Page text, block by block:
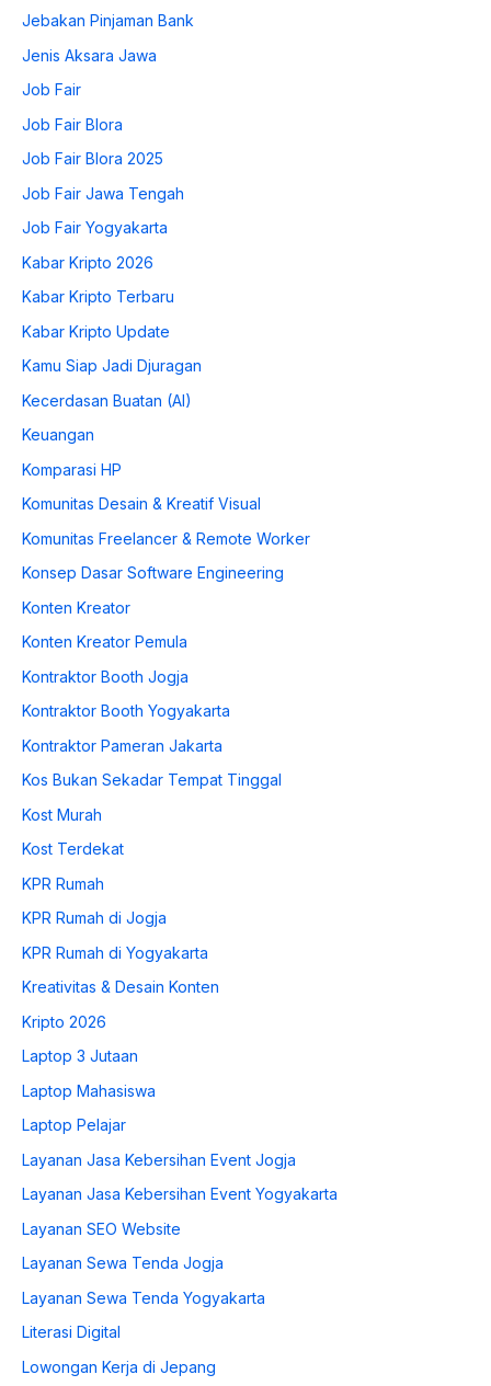
Jebakan Pinjaman Bank
Jenis Aksara Jawa
Job Fair
Job Fair Blora
Job Fair Blora 2025
Job Fair Jawa Tengah
Job Fair Yogyakarta
Kabar Kripto 2026
Kabar Kripto Terbaru
Kabar Kripto Update
Kamu Siap Jadi Djuragan
Kecerdasan Buatan (AI)
Keuangan
Komparasi HP
Komunitas Desain & Kreatif Visual
Komunitas Freelancer & Remote Worker
Konsep Dasar Software Engineering
Konten Kreator
Konten Kreator Pemula
Kontraktor Booth Jogja
Kontraktor Booth Yogyakarta
Kontraktor Pameran Jakarta
Kos Bukan Sekadar Tempat Tinggal
Kost Murah
Kost Terdekat
KPR Rumah
KPR Rumah di Jogja
KPR Rumah di Yogyakarta
Kreativitas & Desain Konten
Kripto 2026
Laptop 3 Jutaan
Laptop Mahasiswa
Laptop Pelajar
Layanan Jasa Kebersihan Event Jogja
Layanan Jasa Kebersihan Event Yogyakarta
Layanan SEO Website
Layanan Sewa Tenda Jogja
Layanan Sewa Tenda Yogyakarta
Literasi Digital
Lowongan Kerja di Jepang